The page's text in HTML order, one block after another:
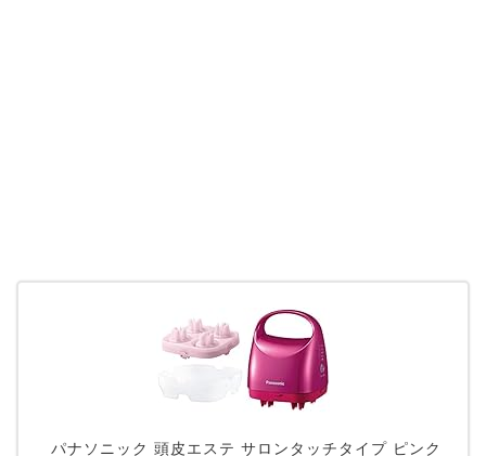
パナソニック 頭皮エステ サロンタッチタイプ ピンク